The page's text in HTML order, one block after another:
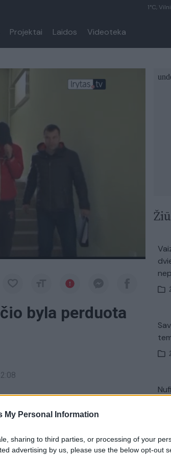
My Personal Information
sharing to third parties, or processing of your
advertising by us, please use the below opt-out
1°C,
Projektai Laidos Videoteka
byla perduota
linkuviškio Šarūno Žemaičio
galvos. Žemaitis prisipažino
sargą.